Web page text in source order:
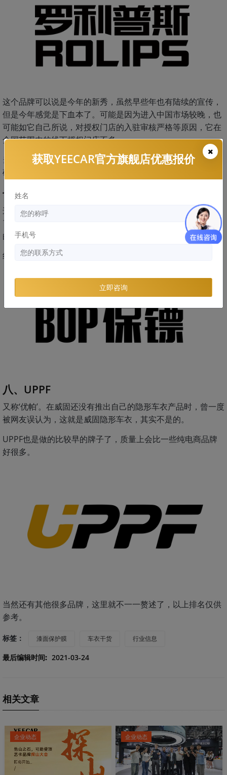
这个品牌可以说是今年的新秀，虽然早些年也有陆续的宣传，
但是今年感觉是下血本了。可能是因为进入中国市场较晚，也
可能如它自己所说，对授权门店的入驻审核严格等原因，它在
全国范围内的线下授权门店不多。
当然，有一事说一事，就产品质量来说，有些型号产品的质量
确实让人挑不出毛病来，口碑还是非常不错的。
七、BOP
这个品牌，算是做得比较早，也算比较好的国产隐形车衣品牌
了，在涂布方面做得很不错，可以说是我们这些做国产漆面膜
的前辈。
线下门店的发展迅速，产品质量也非常的可以。
八、UPPF
又称‘优帕’。在威固还没有推出自己的隐形车衣产品时，曾一度
被网友误认为，这就是威固隐形车衣，其实不是的。
UPPF也是做的比较早的牌子了，质量上会比一些纯电商品牌
好很多。
当然还有其他很多品牌，这里就不一一赘述了，以上排名仅供
参考。
标签： 漆面保护膜 车衣干货 行业信息
最后编辑时间: 2021-03-24
相关文章
企业动态 企业动态
获取YEECAR官方旗舰店优惠报价
姓名
手机号
立即咨询